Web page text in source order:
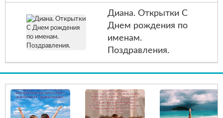
Диана. Открытки С
Днем рождения по
именам.
Поздравления.